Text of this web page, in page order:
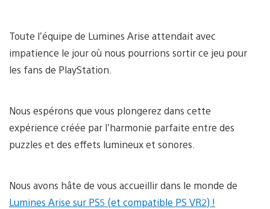
Toute l’équipe de Lumines Arise attendait avec
impatience le jour où nous pourrions sortir ce jeu pour
les fans de PlayStation.
Nous espérons que vous plongerez dans cette
expérience créée par l’harmonie parfaite entre des
puzzles et des effets lumineux et sonores.
Nous avons hâte de vous accueillir dans le monde de
Lumines Arise sur PS5 (et compatible PS VR2) !